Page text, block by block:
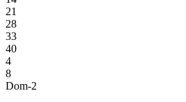
21
28
33
40
4
8
Dom-2